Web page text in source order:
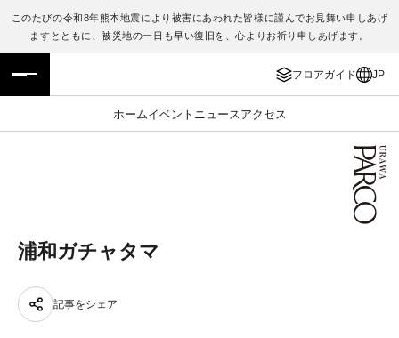
このたびの令和8年熊本地震により被害にあわれた皆様に謹んでお見舞い申しあげ
ますとともに、被災地の一日も早い復旧を、心よりお祈り申しあげます。
フロアガイド JP
ホームイベント ニュース アクセス
フロアガイド
施設案内・アクセス
ENGLISH
繁体字
浦和ガチャタマ
記事をシェア